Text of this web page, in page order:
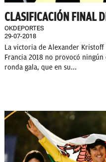
CLASIFICACIÓN FINAL
OKDEPORTES
29-07-2018
La victoria de Alexander
Francia 2018 no provocó
ronda gala, que en su...